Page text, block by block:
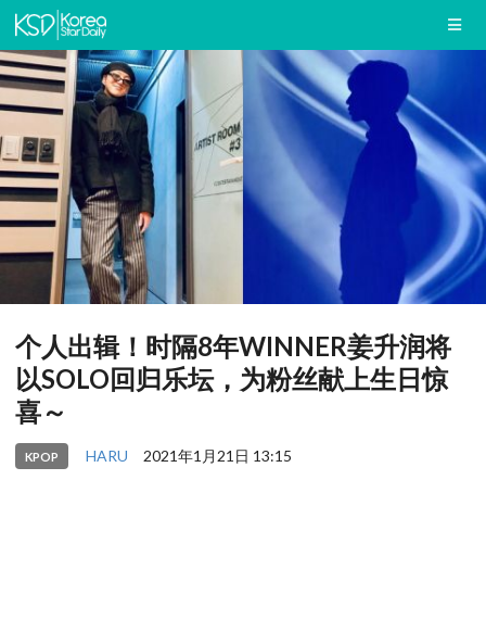
个人出辑！时隔8年WINNER姜升润将
以SOLO回归乐坛，为粉丝献上生日惊
喜～
KPOP HARU 2021年1月21日 13:15